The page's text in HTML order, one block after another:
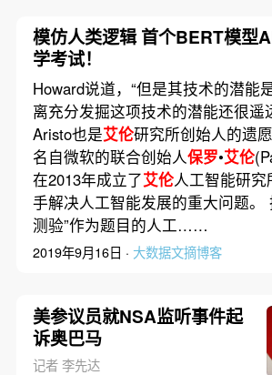
模仿人类逻辑 首个BERT模型
学考试！
Howard说道，“但是其技术的潜能
离充分发掘这项技术的潜能还很遥
Aristo也是艾伦研究所创始人的遗愿
名自微软的联合创始人保罗•艾伦
在2013年成立了艾伦人工智能研究
手解决人工智能发展的重大问题。
测验”作为题目的人工……
2019年9月16日 · 大数据文摘博客
美参议员就NSA监听事件起
诉奥巴马
记者 李先达